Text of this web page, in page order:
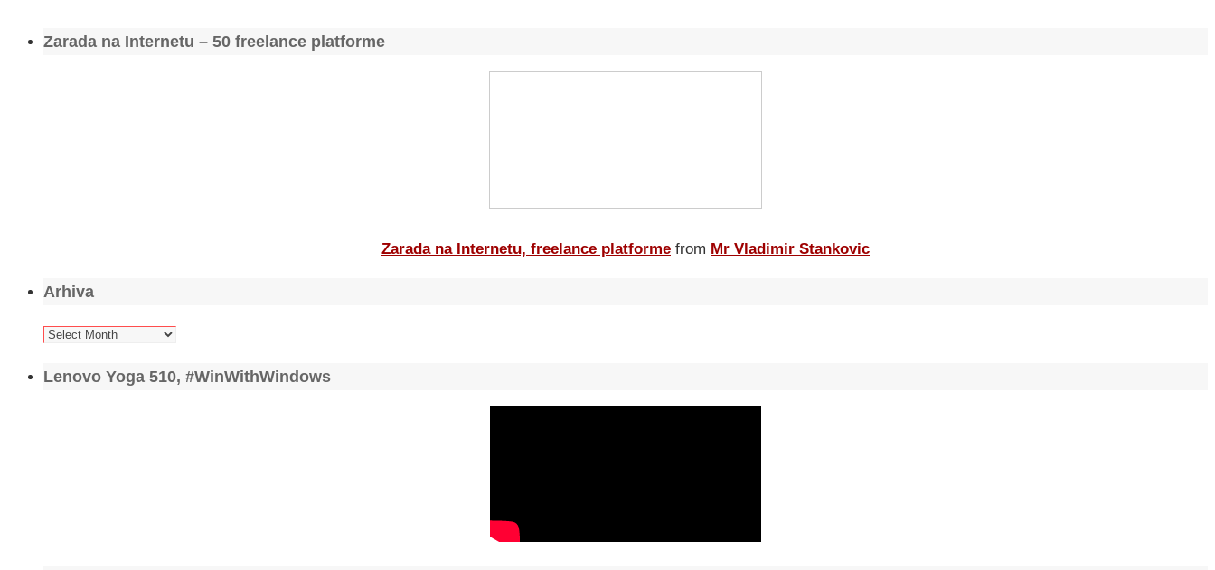
Zarada na Internetu – 50 freelance platforme
Zarada na Internetu, freelance platforme from Mr Vladimir Stankovic
Arhiva
Arhiva
Lenovo Yoga 510, #WinWithWindows